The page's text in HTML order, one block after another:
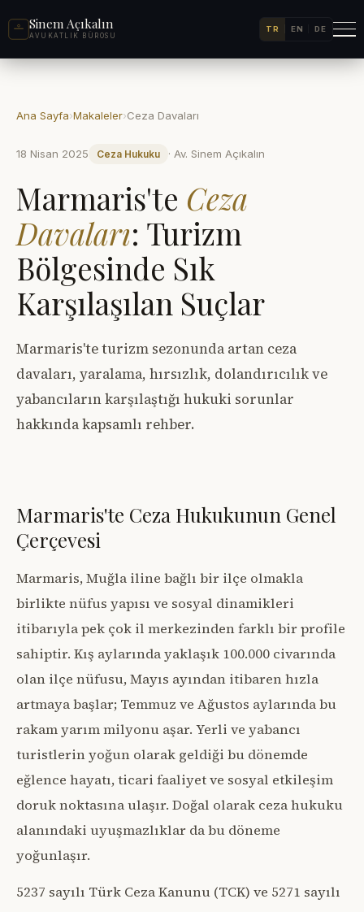
Sinem Açıkalın
AVUKATLIK BÜROSU
TR EN DE
Ana Sayfa›Makaleler›Ceza Davaları
18 Nisan 2025 Ceza Hukuku · Av. Sinem Açıkalın
Marmaris'te Ceza
Davaları: Turizm
Bölgesinde Sık
Karşılaşılan Suçlar
Marmaris'te turizm sezonunda artan ceza
davaları, yaralama, hırsızlık, dolandırıcılık ve
yabancıların karşılaştığı hukuki sorunlar
hakkında kapsamlı rehber.
Marmaris'te Ceza Hukukunun Genel
Çerçevesi
Marmaris, Muğla iline bağlı bir ilçe olmakla
birlikte nüfus yapısı ve sosyal dinamikleri
itibarıyla pek çok il merkezinden farklı bir profile
sahiptir. Kış aylarında yaklaşık 100.000 civarında
olan ilçe nüfusu, Mayıs ayından itibaren hızla
artmaya başlar; Temmuz ve Ağustos aylarında bu
rakam yarım milyonu aşar. Yerli ve yabancı
turistlerin yoğun olarak geldiği bu dönemde
eğlence hayatı, ticari faaliyet ve sosyal etkileşim
doruk noktasına ulaşır. Doğal olarak ceza hukuku
alanındaki uyuşmazlıklar da bu döneme
yoğunlaşır.
5237 sayılı Türk Ceza Kanunu (TCK) ve 5271 sayılı